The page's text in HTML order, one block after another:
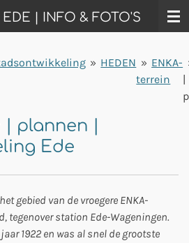
| INFO & FOTO'S
» HEDEN » ENKA-
terrein
|
plannen |
Ede
gebied van de vroegere ENKA-
tegenover station Ede-Wageningen.
1922 en was al snel de grootste